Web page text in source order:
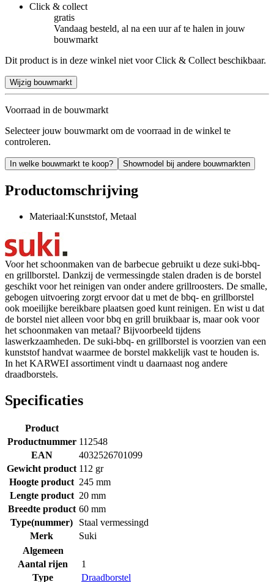
Click & collect
gratis
Vandaag besteld, al na een uur af te halen in jouw
bouwmarkt
Dit product is in deze winkel niet voor Click & Collect beschikbaar.
Wijzig bouwmarkt
Voorraad in de bouwmarkt
Selecteer jouw bouwmarkt om de voorraad in de winkel te
controleren.
In welke bouwmarkt te koop? Showmodel bij andere bouwmarkten
Productomschrijving
Materiaal:Kunststof, Metaal
Voor het schoonmaken van de barbecue gebruikt u deze suki-bbq-
en grillborstel. Dankzij de vermessingde stalen draden is de borstel
geschikt voor het reinigen van onder andere grillroosters. De smalle,
gebogen uitvoering zorgt ervoor dat u met de bbq- en grillborstel
ook moeilijke bereikbare plaatsen goed kunt reinigen. En wist u dat
de borstel niet alleen voor bbq en grill bruikbaar is, maar ook voor
het schoonmaken van metaal? Bijvoorbeeld tijdens
laswerkzaamheden. De suki-bbq- en grillborstel is voorzien van een
kunststof handvat waarmee de borstel makkelijk vast te houden is.
In het KARWEI assortiment vindt u daarnaast nog andere
draadborstels.
Specificaties
Product
Productnummer 112548
EAN
4032526701099
Gewicht product 112 gr
Hoogte product 245 mm
Lengte product 20 mm
Breedte product 60 mm
Type(nummer)
Staal vermessingd
Merk
Suki
Algemeen
Aantal rijen
1
Type
Draadborstel